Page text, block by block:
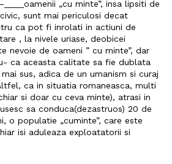
Un proiect
HOUSE ROMÂNIA
„cu minte”, insa lipsiti de
sunt mai periculosi decat
ca pot fi inrolati in actiuni de
, la nivele uriase, deobicei
nevoie de oameni ” cu minte”, dar
ca aceasta calitate sa fie dublata
sus, adica de un umanism si curaj
ca in situatia romaneasca, multi
si doar cu ceva minte), atrasi in
sa conduca(dezastruos) 20 de
o populatie „cuminte”, care este
isi aduleaza exploatatorii si